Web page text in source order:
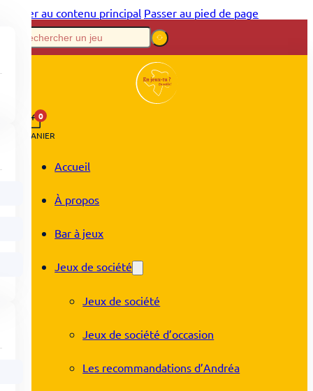
Passer au contenu principal Passer au pied de page
0
PANIER
Accueil
À propos
Bar à jeux
Jeux de société
Jeux de société
Jeux de société d’occasion
Les recommandations d’Andréa